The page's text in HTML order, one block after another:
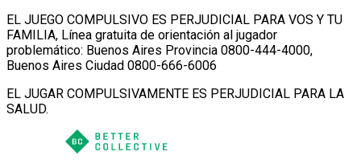
EL JUEGO COMPULSIVO ES PERJUDICIAL PARA VOS Y TU
FAMILIA, Línea gratuita de orientación al jugador
problemático: Buenos Aires Provincia 0800-444-4000,
Buenos Aires Ciudad 0800-666-6006
EL JUGAR COMPULSIVAMENTE ES PERJUDICIAL PARA LA
SALUD.